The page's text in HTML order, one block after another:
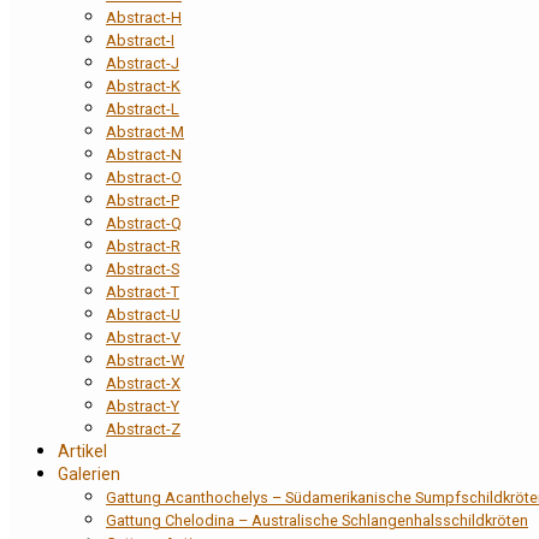
Abstract-H
Abstract-I
Abstract-J
Abstract-K
Abstract-L
Abstract-M
Abstract-N
Abstract-O
Abstract-P
Abstract-Q
Abstract-R
Abstract-S
Abstract-T
Abstract-U
Abstract-V
Abstract-W
Abstract-X
Abstract-Y
Abstract-Z
Artikel
Galerien
Gattung Acanthochelys – Südamerikanische
Gattung Chelodina – Australische Schlangenhalsschildkröten